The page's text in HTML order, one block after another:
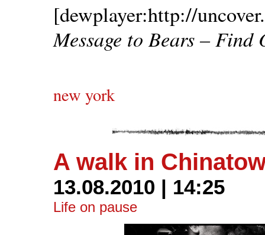
[dewplayer:http://
Message to Bears – Find
new york
A walk in
13.08.2010 | 14:25
Life on pause